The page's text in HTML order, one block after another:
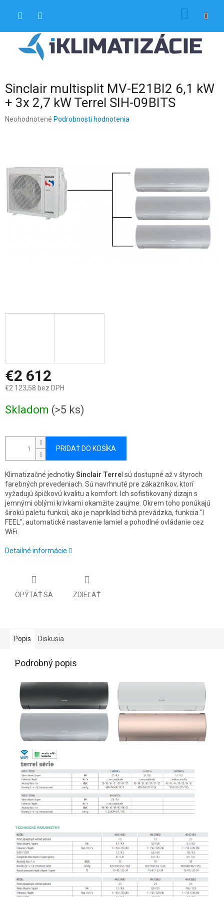
Sinclair multisplit MV-E21BI2 6,1 kW
+ 3x 2,7 kW Terrel SIH-09BITS
Priemerné
z
hviezdičiek.
Neohodnotené Podrobnosti hodnotenia
€2 612
€2 123,58 bez DPH
cena:
Skladom (>5 ks)
PRIDAŤ DO KOŠÍKA
Klimatizačné jednotkySinclair Terre l sú dostupné až v štyroch
farebných prevedeniach. Sú navrhnuté pre zákazníkov, ktorí
vyžadujú špičkovú kvalitu a komfort. Ich sofistikovaný dizajn s
jemnými oblými krivkami okamžite zaujme. Okrem toho ponúkajú
širokú paletu funkcií, ako je napríklad tichá prevádzka, funkcia "I
FEEL", automatické nastavenie lamiel a pohodlné ovládanie cez
WiFi.
Detailné informácie
OPÝTAŤ SA ZDIEĽAŤ
Popis Diskusia
Podrobný popis